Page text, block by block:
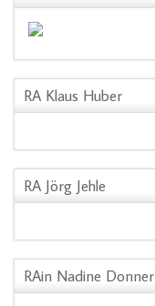
RA Klaus Huber
RA Jörg Jehle
RAin Nadine Donner